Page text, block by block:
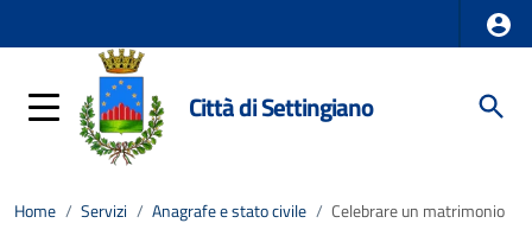
Città di Settingiano
Home / Servizi / Anagrafe e stato civile / Celebrare un matrimonio